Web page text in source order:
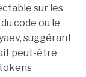
sur les
code ou le
suggérant
peut-être